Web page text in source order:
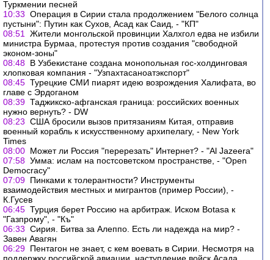
Туркмении песней
10:33 Операция в Сирии стала продолжением "Белого солнца
пустыни": Путин как Сухов, Асад как Саид, - "КП"
08:51
Жители монгольской провинции Халхгол едва не избили
министра Бурмаа, протестуя против создания "свободной
эконом-зоны"
08:48 В Узбекистане создана монопольная гос-холдинговая
хлопковая компания - "Узпахтасаноатэкспорт"
08:45 Турецкие СМИ пиарят идею возрождения Халифата, во
главе с Эрдоганом
08:39 Таджикско-афганская граница: российских военных
нужно вернуть? - DW
08:23 США бросили вызов притязаниям Китая, отправив
военный корабль к искусственному архипелагу, - New York
Times
08:00 Может ли Россия "перерезать" Интернет? - "Al Jazeera"
07:58 Умма: ислам на постсоветском пространстве, - "Open
Democracy"
07:09 Пинками к толерантности? Инструменты
взаимодействия местных и мигрантов (пример России), -
К.Гусев
06:45 Турция берет Россию на арбитраж. Иском Botasа к
"Газпрому", - "Къ"
06:33 Сирия. Битва за Алеппо. Есть ли надежда на мир? -
Завен Авагян
06:29 Пентагон не знает, с кем воевать в Сирии. Несмотря на